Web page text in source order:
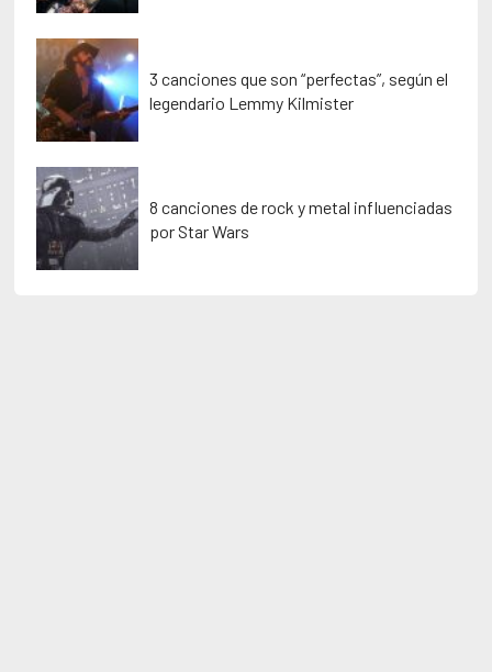
3 canciones que son “perfectas”, según el
legendario Lemmy Kilmister
8 canciones de rock y metal influenciadas
por Star Wars